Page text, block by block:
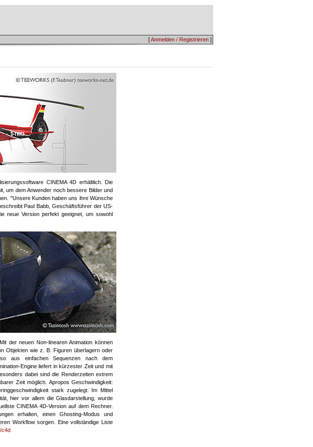
[Anmelden / Registrieren ]
CINEMA 4D erhältlich. Die
um dem Anwender noch bessere Bilder und
"Unsere Kunden haben uns ihre Wünsche
Paul Babb, Geschäftsführer der US-
neue Version perfekt geeignet, um sowohl
der neuen Non-linearen Animation können
Objekten wie z. B. Figuren überlagern oder
aus einfachen Sequenzen nach dem
Engine liefert in kürzester Zeit und mit
dabei sind die Renderzeiten extrem
Zeit möglich. Apropos Geschwindigkeit:
stark zugelegt. Im Mittel
hier vor allem die Glasdarstellung, wurde
CINEMA 4D-Version auf dem Rechner.
erhalten, einen Ghosting-Modus und
Workflow sorgen. Eine vollständige Liste
c4d